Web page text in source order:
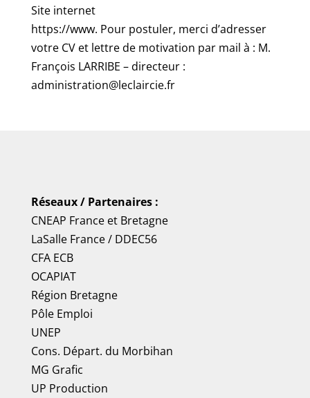
Site internet
https://www. Pour postuler, merci d’adresser
votre CV et lettre de motivation par mail à : M.
François LARRIBE – directeur :
administration@leclaircie.fr
Réseaux / Partenaires :
CNEAP Franceet Bretagne
LaSalle France/ DDEC56
CFA ECB
OCAPIAT
Région Bretagne
Pôle Emploi
UNEP
Cons. Départ. du Morbihan
MG Grafic
UP Production